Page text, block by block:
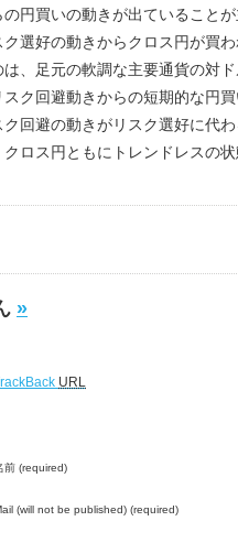
円買いの動きが出ていること
選好の動きからクロス円が買
、足元の軟調な主要通貨の対
ク回避動きからの短期的な円
回避の動きがリスク選好に代
ロス円ともにトレンドレスの
»
URL
前 (required)
(will not be published) (required)